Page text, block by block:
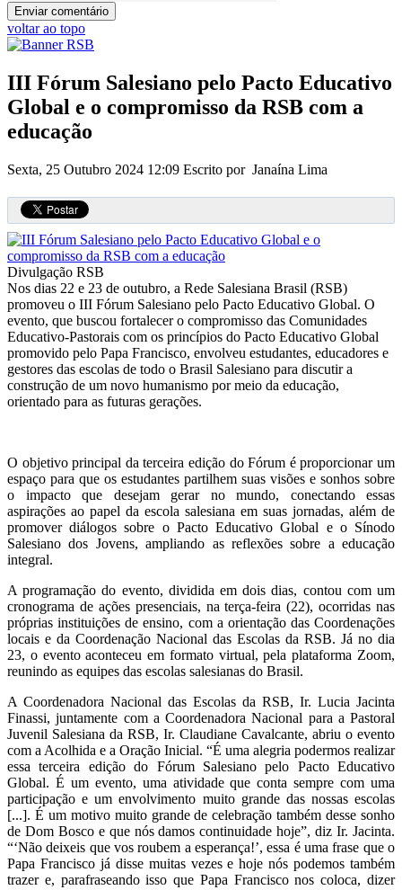
voltar ao topo
III Fórum Salesiano pelo Pacto Educativo
Global e o compromisso da RSB com a
educação
Sexta, 25 Outubro 2024 12:09 Escrito por Janaína Lima
Divulgação RSB
Nos dias 22 e 23 de outubro, a Rede Salesiana Brasil (RSB)
promoveu o III Fórum Salesiano pelo Pacto Educativo Global. O
evento, que buscou fortalecer o compromisso das Comunidades
Educativo-Pastorais com os princípios do Pacto Educativo Global
promovido pelo Papa Francisco, envolveu estudantes, educadores e
gestores das escolas de todo o Brasil Salesiano para discutir a
construção de um novo humanismo por meio da educação,
orientado para as futuras gerações.
O objetivo principal da terceira edição do Fórum é proporcionar um
espaço para que os estudantes partilhem suas visões e sonhos sobre
o impacto que desejam gerar no mundo, conectando essas
aspirações ao papel da escola salesiana em suas jornadas, além de
promover diálogos sobre o Pacto Educativo Global e o Sínodo
Salesiano dos Jovens, ampliando as reflexões sobre a educação
integral.
A programação do evento, dividida em dois dias, contou com um
cronograma de ações presenciais, na terça-feira (22), ocorridas nas
próprias instituições de ensino, com a orientação das Coordenações
locais e da Coordenação Nacional das Escolas da RSB. Já no dia
23, o evento aconteceu em formato virtual, pela plataforma Zoom,
reunindo as equipes das escolas salesianas do Brasil.
A Coordenadora Nacional das Escolas da RSB, Ir. Lucia Jacinta
Finassi, juntamente com a Coordenadora Nacional para a Pastoral
Juvenil Salesiana da RSB, Ir. Claudiane Cavalcante, abriu o evento
com a Acolhida e a Oração Inicial. “É uma alegria podermos realizar
essa terceira edição do Fórum Salesiano pelo Pacto Educativo
Global. É um evento, uma atividade que conta sempre com uma
participação e um envolvimento muito grande das nossas escolas
[...]. É um motivo muito grande de celebração também desse sonho
de Dom Bosco e que nós damos continuidade hoje”, diz Ir. Jacinta.
“‘Não deixeis que vos roubem a esperança!’, essa é uma frase que o
Papa Francisco já disse muitas vezes e hoje nós podemos também
trazer e, parafraseando isso que Papa Francisco nos coloca, dizer